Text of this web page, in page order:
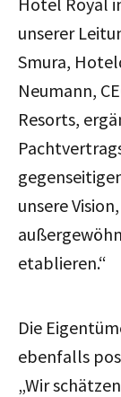
unserer
Smura,
Neumann,
Resorts,
unsere
etablieren.“
Die
ebenfalls
„Wir